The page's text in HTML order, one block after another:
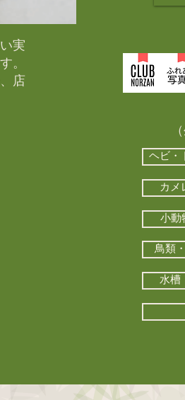
実
。​
店
ヘビ・
カメ
小動
鳥類
水槽